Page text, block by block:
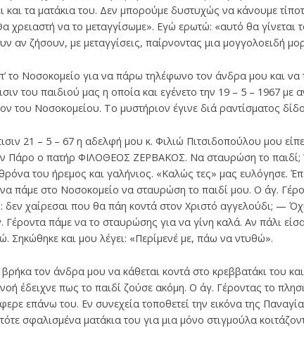
και τα ματάκια του. Δεν μπορούμε δυστυχώς να κάνουμε
χρειαστή να το μεταγγίσωμε». Εγώ ερωτώ: «αυτό θα γίνεται
αν ζήσουν, με μεταγγίσεις, παίρνοντας μια μογγολοειδή
το Νοσοκομείο για να πάρω τηλέφωνο τον άνδρα μου και
του παιδιού μας η οποία και εγένετο την 19 – 5 – 1967 με
του Νοσοκομείου. Το μυστήριον έγινε διά ραντίσματος
21 – 5 – 67 η αδελφή μου κ. Φιλιώ Πιτσιδοπούλου μου
Πάρο ο πατήρ ΦΙΛΟΘΕΟΣ ΖΕΡΒΑΚΟΣ. Να σταυρώση το παιδί;
του ήρεμος και γαλήνιος. «Καλώς τες» μας ευλόγησε.
πάμε στο Νοσοκομείο να σταυρώση το παιδί μου. Ο άγ.
δεν χαίρεσαι που θα πάη κοντά στον Χριστό αγγελούδι; —
πάμε να το σταυρώσης για να γίνη καλά. Αν πάλι
Σηκώθηκε και μου λέγει: «Περίμενέ με, πάω να ντυθώ».
τον άνδρα μου να κάθεται κοντά στο κρεββατάκι του
έδειχνε πως το παιδί ζούσε ακόμη. Ο άγ. Γέροντας το
επάνω του. Εν συνεχεία τοποθετεί την εικόνα της
σφαλισμένα ματάκια του για μια μόνο στιγμούλα